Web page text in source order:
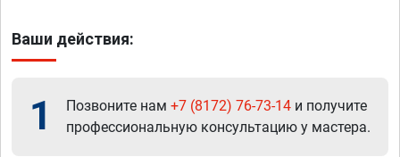
Ваши действия:
1 Позвоните нам +7 (8172) 76-73-14 и получите
профессиональную консультацию у мастера.